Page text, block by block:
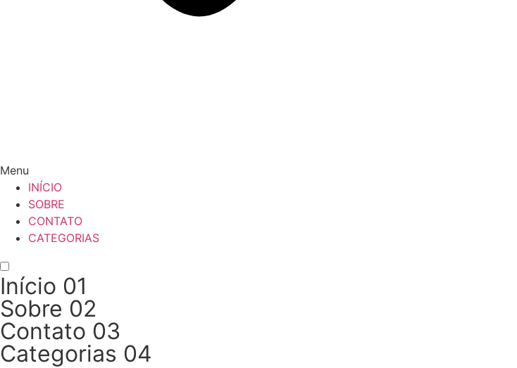
Menu
INÍCIO
SOBRE
CONTATO
CATEGORIAS
Início 01
Sobre 02
Contato 03
Categorias 04